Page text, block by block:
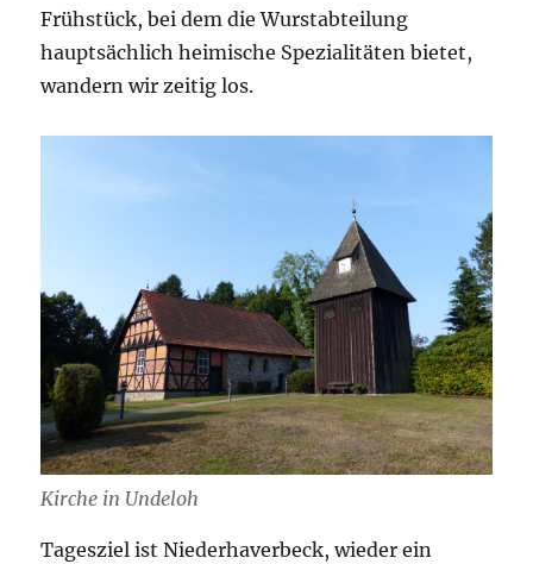
Frühstück, bei dem die Wurstabteilung
hauptsächlich heimische Spezialitäten bietet,
wandern wir zeitig los.
Kirche in Undeloh
Tagesziel ist Niederhaverbeck, wieder ein